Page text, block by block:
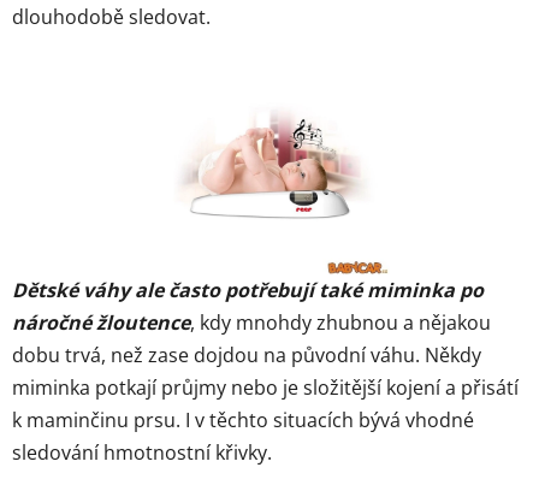
dlouhodobě sledovat.
Dětské váhy ale často potřebují také miminka po
náročné žloutence, kdy mnohdy zhubnou a nějakou
dobu trvá, než zase dojdou na původní váhu. Někdy
miminka potkají průjmy nebo je složitější kojení a přisátí
k maminčinu prsu. I v těchto situacích bývá vhodné
sledování hmotnostní křivky.